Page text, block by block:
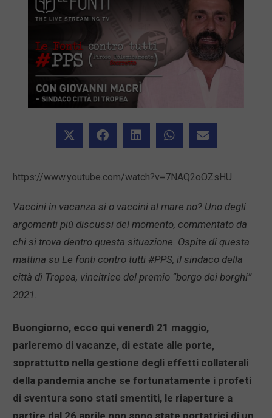
https://www.youtube.com/watch?v=7NAQ2oOZsHU
Vaccini in vacanza si o vaccini al mare no? Uno degli
argomenti più discussi del momento, commentato da
chi si trova dentro questa situazione. Ospite di questa
mattina su Le fonti contro tutti #PPS, il sindaco della
città di Tropea, vincitrice del premio “borgo dei borghi”
2021.
Buongiorno, ecco qui venerdì 21 maggio,
parleremo di vacanze, di estate alle porte,
soprattutto nella gestione degli effetti collaterali
della pandemia anche se fortunatamente i profeti
di sventura sono stati smentiti, le riaperture a